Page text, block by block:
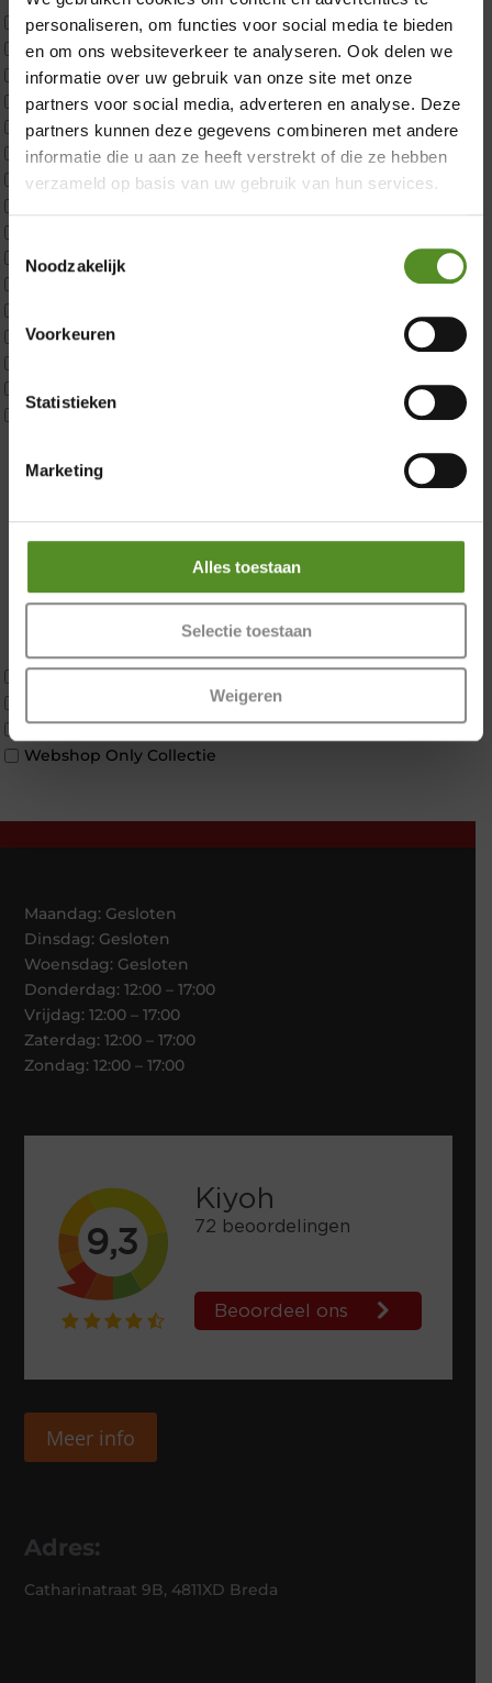
personaliseren, om functies voor social media te bieden
en om ons websiteverkeer te analyseren. Ook delen we
informatie over uw gebruik van onze site met onze
partners voor social media, adverteren en analyse. Deze
partners kunnen deze gegevens combineren met andere
informatie die u aan ze heeft verstrekt of die ze hebben
verzameld op basis van uw gebruik van hun services.
Toestemmingsselectie
Noodzakelijk
Voorkeuren
Statistieken
Marketing
Alles toestaan
Selectie toestaan
Weigeren
Uncategorized
2x p650 1pers
Custom
CustomBoxspring
ErkendMatras 1 Pers
ErkendMatras 2 Pers
ErkendMatras twijfelaar product
p350 1 Pers
P650 1 pers
Toppers
1 persoon
2 personen split
Twijfelaar
Koudschuim
Tweepersoons 1 kern
Tweepersoons 1 kern product
Tweepersoons 2 kernen
Webshop Only Collectie
Maandag: Gesloten
Dinsdag: Gesloten
Woensdag: Gesloten
Donderdag: 12:00 – 17:00
Vrijdag: 12:00 – 17:00
Zaterdag: 12:00 – 17:00
Zondag: 12:00 – 17:00
Meer info
Adres:
Catharinatraat 9B, 4811XD Breda
Donderdag 12:00 – 17:00
Zaterdag 12:00 – 17:00